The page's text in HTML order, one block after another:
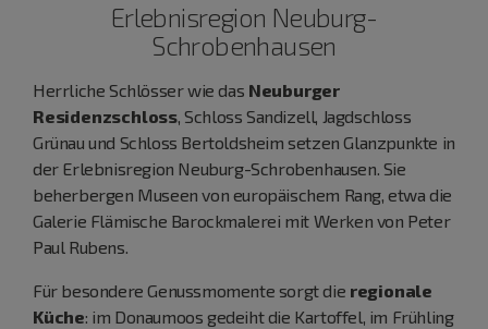
Erlebnisregion Neuburg-
Schrobenhausen
Herrliche Schlösser wie das Neuburger
Residenzschloss, Schloss Sandizell, Jagdschloss
Grünau und Schloss Bertoldsheim setzen Glanzpunkte in
der Erlebnisregion Neuburg-Schrobenhausen. Sie
beherbergen Museen von europäischem Rang, etwa die
Galerie Flämische Barockmalerei mit Werken von Peter
Paul Rubens.
Für besondere Genussmomente sorgt die regionale
Küche: im Donaumoos gedeiht die Kartoffel, im Frühling